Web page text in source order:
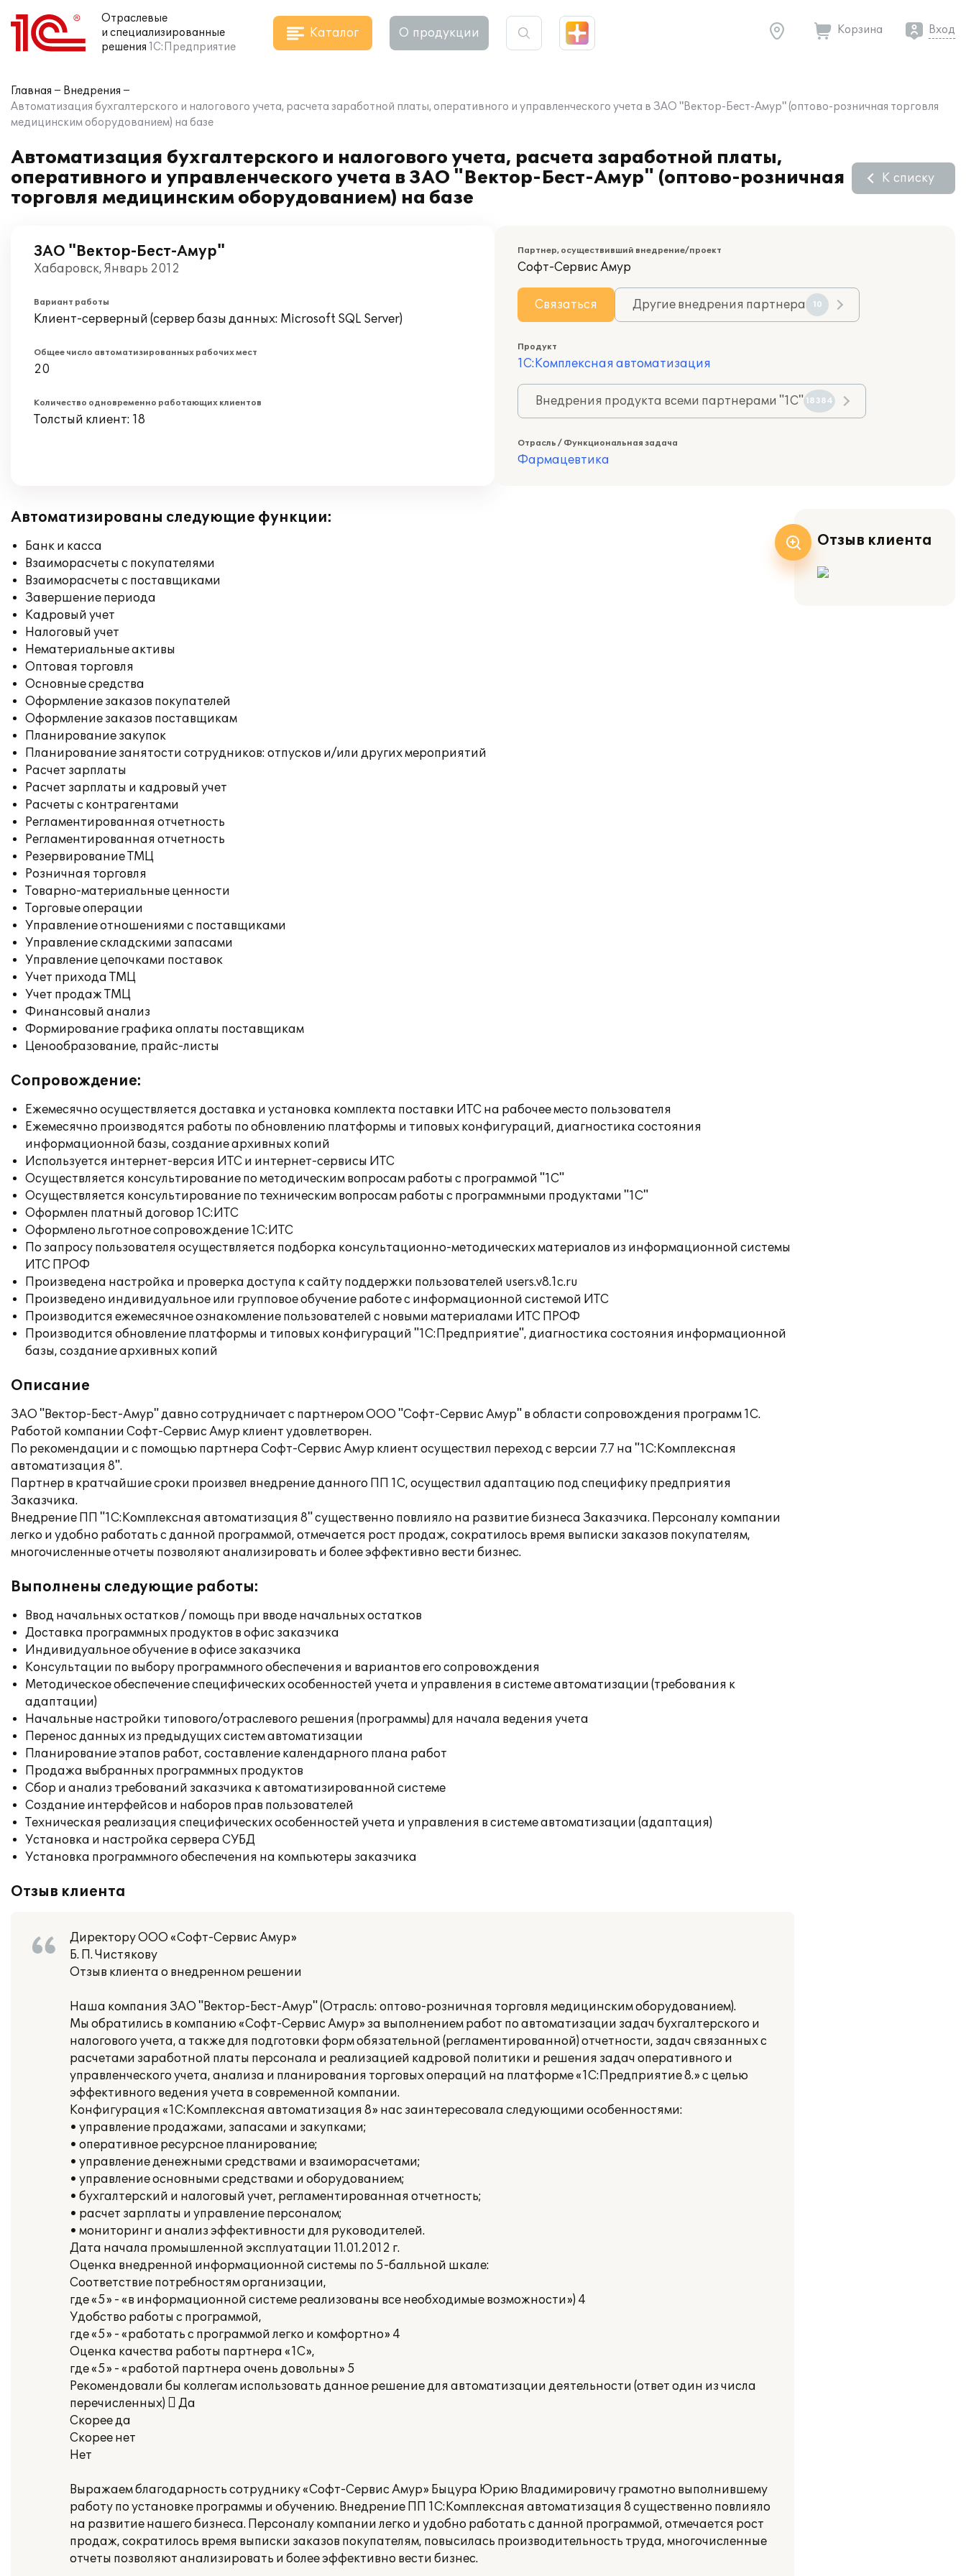
Отраслевые
и специализированные
решения 1С:Предприятие
Каталог О продукции Корзина Вход
Главная
Внедрения
Автоматизация бухгалтерского и налогового учета, расчета заработной платы, оперативного и управленческого учета в ЗАО "Вектор-Бест-Амур" (оптово-розничная торговля
медицинским оборудованием) на базе
Автоматизация бухгалтерского и налогового учета, расчета заработной платы,
оперативного и управленческого учета в ЗАО "Вектор-Бест-Амур" (оптово-розничная
торговля медицинским оборудованием) на базе
К списку
ЗАО "Вектор-Бест-Амур"
Хабаровск, Январь 2012
Вариант работы
Клиент-серверный (сервер базы данных: Microsoft SQL Server)
Общее число автоматизированных рабочих мест
20
Количество одновременно работающих клиентов
Толстый клиент: 18
Партнер, осуществивший внедрение/проект
Софт-Сервис Амур
Связаться Другие внедрения партнера 10
Продукт
1С:Комплексная автоматизация
Внедрения продукта всеми партнерами "1С" 18384
Отрасль / Функциональная задача
Фармацевтика
Автоматизированы следующие функции:
Банк и касса
Взаиморасчеты с покупателями
Взаиморасчеты с поставщиками
Завершение периода
Кадровый учет
Налоговый учет
Нематериальные активы
Оптовая торговля
Основные средства
Оформление заказов покупателей
Оформление заказов поставщикам
Планирование закупок
Планирование занятости сотрудников: отпусков и/или других мероприятий
Расчет зарплаты
Расчет зарплаты и кадровый учет
Расчеты с контрагентами
Регламентированная отчетность
Регламентированная отчетность
Резервирование ТМЦ
Розничная торговля
Товарно-материальные ценности
Торговые операции
Управление отношениями с поставщиками
Управление складскими запасами
Управление цепочками поставок
Учет прихода ТМЦ
Учет продаж ТМЦ
Финансовый анализ
Формирование графика оплаты поставщикам
Ценообразование, прайс-листы
Сопровождение:
Ежемесячно осуществляется доставка и установка комплекта поставки ИТС на рабочее место пользователя
Ежемесячно производятся работы по обновлению платформы и типовых конфигураций, диагностика состояния
информационной базы, создание архивных копий
Используется интернет-версия ИТС и интернет-сервисы ИТС
Осуществляется консультирование по методическим вопросам работы с программой "1С"
Осуществляется консультирование по техническим вопросам работы с программными продуктами "1С"
Оформлен платный договор 1С:ИТС
Оформлено льготное сопровождение 1С:ИТС
По запросу пользователя осуществляется подборка консультационно-методических материалов из информационной системы
ИТС ПРОФ
Произведена настройка и проверка доступа к сайту поддержки пользователей users.v8.1c.ru
Произведено индивидуальное или групповое обучение работе с информационной системой ИТС
Производится ежемесячное ознакомление пользователей с новыми материалами ИТС ПРОФ
Производится обновление платформы и типовых конфигураций "1С:Предприятие", диагностика состояния информационной
базы, создание архивных копий
Описание
ЗАО "Вектор-Бест-Амур" давно сотрудничает с партнером ООО "Софт-Сервис Амур" в области сопровождения программ 1С.
Работой компании Софт-Сервис Амур клиент удовлетворен.
По рекомендации и с помощью партнера Софт-Сервис Амур клиент осуществил переход с версии 7.7 на "1С:Комплексная
автоматизация 8".
Партнер в кратчайшие сроки произвел внедрение данного ПП 1С, осуществил адаптацию под специфику предприятия
Заказчика.
Внедрение ПП "1С:Комплексная автоматизация 8" существенно повлияло на развитие бизнеса Заказчика. Персоналу компании
легко и удобно работать с данной программой, отмечается рост продаж, сократилось время выписки заказов покупателям,
многочисленные отчеты позволяют анализировать и более эффективно вести бизнес.
Выполнены следующие работы:
Ввод начальных остатков / помощь при вводе начальных остатков
Доставка программных продуктов в офис заказчика
Индивидуальное обучение в офисе заказчика
Консультации по выбору программного обеспечения и вариантов его сопровождения
Методическое обеспечение специфических особенностей учета и управления в системе автоматизации (требования к
адаптации)
Начальные настройки типового/отраслевого решения (программы) для начала ведения учета
Перенос данных из предыдущих систем автоматизации
Планирование этапов работ, составление календарного плана работ
Продажа выбранных программных продуктов
Сбор и анализ требований заказчика к автоматизированной системе
Создание интерфейсов и наборов прав пользователей
Техническая реализация специфических особенностей учета и управления в системе автоматизации (адаптация)
Установка и настройка сервера СУБД
Установка программного обеспечения на компьютеры заказчика
Отзыв клиента
Директору ООО «Софт-Сервис Амур»
Б. П. Чистякову
Отзыв клиента о внедренном решении
Наша компания ЗАО "Вектор-Бест-Амур" (Отрасль: оптово-розничная торговля медицинским оборудованием).
Мы обратились в компанию «Софт-Сервис Амур» за выполнением работ по автоматизации задач бухгалтерского и
налогового учета, а также для подготовки форм обязательной (регламентированной) отчетности, задач связанных с
расчетами заработной платы персонала и реализацией кадровой политики и решения задач оперативного и
управленческого учета, анализа и планирования торговых операций на платформе «1С:Предприятие 8.» с целью
эффективного ведения учета в современной компании.
Конфигурация «1С:Комплексная автоматизация 8» нас заинтересовала следующими особенностями:
• управление продажами, запасами и закупками;
• оперативное ресурсное планирование;
• управление денежными средствами и взаиморасчетами;
• управление основными средствами и оборудованием;
• бухгалтерский и налоговый учет, регламентированная отчетность;
• расчет зарплаты и управление персоналом;
• мониторинг и анализ эффективности для руководителей.
Дата начала промышленной эксплуатации 11.01.2012 г.
Оценка внедренной информационной системы по 5-балльной шкале:
Соответствие потребностям организации,
где «5» - «в информационной системе реализованы все необходимые возможности») 4
Удобство работы с программой,
где «5» - «работать с программой легко и комфортно» 4
Оценка качества работы партнера «1С»,
где «5» - «работой партнера очень довольны» 5
Рекомендовали бы коллегам использовать данное решение для автоматизации деятельности (ответ один из числа
перечисленных)  Да
Скорее да
Скорее нет
Нет
Выражаем благодарность сотруднику «Софт-Сервис Амур» Быцура Юрию Владимировичу грамотно выполнившему
работу по установке программы и обучению. Внедрение ПП 1С:Комплексная автоматизация 8 существенно повлияло
на развитие нашего бизнеса. Персоналу компании легко и удобно работать с данной программой, отмечается рост
продаж, сократилось время выписки заказов покупателям, повысилась производительность труда, многочисленные
отчеты позволяют анализировать и более эффективно вести бизнес.
Отзыв клиента